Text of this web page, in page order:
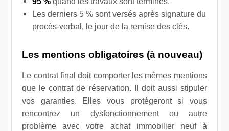
Les derniers 5 % sont versés après signature du
procès-verbal, le jour de la remise des clés.
Les mentions obligatoires (à nouveau)
Le contrat final doit comporter les mêmes mentions
que le contrat de réservation. Il doit aussi stipuler
vos garanties. Elles vous protégeront si vous
rencontrez un dysfonctionnement ou autre
problème avec votre achat immobilier neuf à